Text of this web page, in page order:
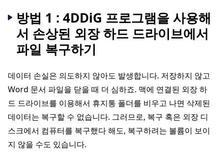
방법 1 : 4DDiG 프로그램을 사용해
서 손상된 외장 하드 드라이브에서
파일 복구하기
데이터 손실은 의도하지 않아도 발생합니다. 저장하지 않고
Word 문서 파일을 닫을 때 더 심하죠. 맥에 연결된 외장 하
드 드라이브를 이용해서 휴지통 폴더를 비우고 나면 삭제된
데이터는 복구할 수 없습니다. 그러므로, 복구 혹은 외장 디
스크에서 컴퓨터를 복구했다 해도, 복구하려는 볼륨이 보이
지 않을 수도 있습니다.